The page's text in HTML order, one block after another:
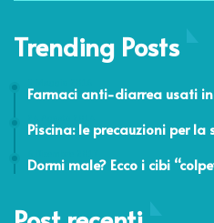
Trending Posts
Farmaci anti-diarrea usati in
Piscina: le precauzioni per la
Dormi male? Ecco i cibi